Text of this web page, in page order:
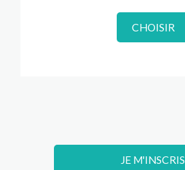
CHOISIR
JE M'INSCRIS